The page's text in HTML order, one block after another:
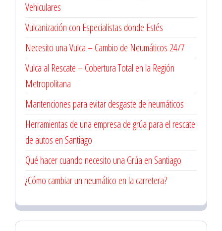
Vehiculares
Vulcanización con Especialistas donde Estés
Necesito una Vulca – Cambio de Neumáticos 24/7
Vulca al Rescate – Cobertura Total en la Región
Metropolitana
Mantenciones para evitar desgaste de neumáticos
Herramientas de una empresa de grúa para el rescate
de autos en Santiago
Qué hacer cuando necesito una Grúa en Santiago
¿Cómo cambiar un neumático en la carretera?